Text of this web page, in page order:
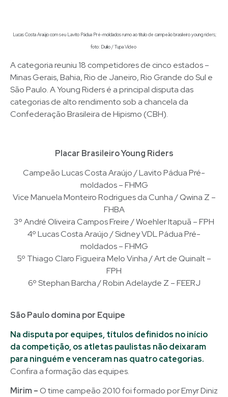
Lucas Costa Araújo com seu Lavito Pádua Pré-moldados rumo ao título de campeão brasileiro young riders;
foto: Duilio / Tupa Vídeo
A categoria reuniu 18 competidores de cinco estados –
Minas Gerais, Bahia, Rio de Janeiro, Rio Grande do Sul e
São Paulo. A Young Riders é a principal disputa das
categorias de alto rendimento sob a chancela da
Confederação Brasileira de Hipismo (CBH).
Placar Brasileiro Young Riders
Campeão Lucas Costa Araújo / Lavito Pádua Pré-
moldados – FHMG
Vice Manuela Monteiro Rodrigues da Cunha / Qwina Z –
FHBA
3º André Oliveira Campos Freire / Woehler Itapuã – FPH
4º Lucas Costa Araújo / Sidney VDL Pádua Pré-
moldados – FHMG
5º Thiago Claro Figueira Melo Vinha / Art de Quinalt –
FPH
6º Stephan Barcha / Robin Adelayde Z – FEERJ
São Paulo domina por Equipe
Na disputa por equipes, títulos definidos no início
da competição, os atletas paulistas não deixaram
para ninguém e venceram nas quatro categorias.
Confira a formação das equipes.
Mirim –O time campeão 2010 foi formado por Emyr Diniz